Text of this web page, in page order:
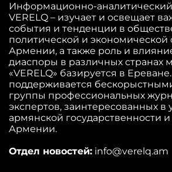
Информационно-
VERELQ – изучает и освещает
события и тенденции в
политической и экономической
Армении, а также роль и
диаспоры в различных странах
«VERELQ» базируется в
поддерживается
группы профессиональных
экспертов, заинтересованных в
армянской государственности
Армении.
Отдел новостей: info@verelq.am